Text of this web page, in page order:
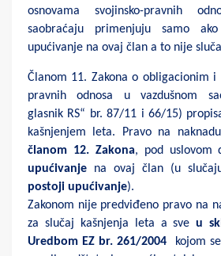
osnovama svojinsko-pravnih
saobraćaju primenjuju samo
upućivanje na ovaj član a to nije
Članom 11. Zakona o obligacionim i
pravnih odnosa u vazdušnom
glasnik RS“ br. 87/11 i 66/15)
kašnjenjem leta. Pravo na
članom 12. Zakona, pod uslovom
upućivanje na ovaj član (u
postoji upućivanje).
Zakonom nije predviđeno pravo na
za slučaj kašnjenja leta a sveu
Uredbom EZ br. 261/2004 kojom